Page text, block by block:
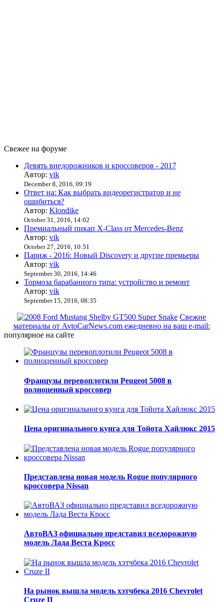
Свежее на форуме
Девять внедорожников и кроссоверов - 2017
Автор: vik
December 8, 2016, 09:19
Ответ на: Как выбрать видеорегистратор и не
ошибиться?
Автор: Klondike
October 31, 2016, 14:02
Премиальный пикап X-Class от Mercedes-Benz
Автор: vik
October 27, 2016, 10:51
Париж - 2016: Новый Discovery и другие премьеры
Автор: vik
September 30, 2016, 14:46
Тормоза барабанного типа: устройство и ремонт
Автор: vik
September 15, 2016, 08:35
Свежие
материалы от AvtoCarNews.com ежедневно на ваш e-mail:
популярное на сайте
Французы перевоплотили Peugeot 5008 в
полноценный кроссовер
Цена оригинального кунга для Тойота Хайлюкс 2015
Представлена новая модель Rogue популярного
кроссовера Nissan
АвтоВАЗ официально представил вседорожную
модель Лада Веста Кросс
На рынок вышла модель хэтчбека 2016 Chevrolet
Cruze II